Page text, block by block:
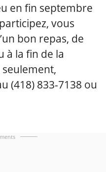
en fin septembre
vous
bon repas, de
à la fin de la
(418) 833-7138 ou